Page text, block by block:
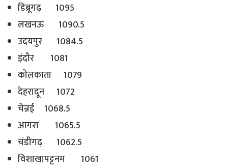
डिब्रूगढ़ 1095
लखनऊ 1090.5
उदयपुर 1084.5
इंदौर 1081
कोलकाता 1079
देहरादून 1072
चेन्नई 1068.5
आगरा 1065.5
चंडीगढ़ 1062.5
विशाखापट्टनम 1061